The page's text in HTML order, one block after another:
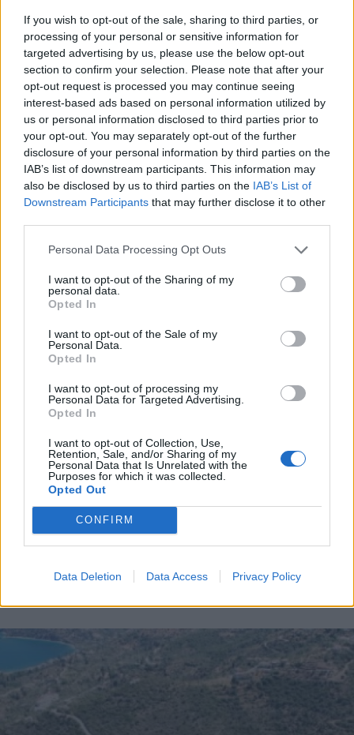
If you wish to opt-out of the sale, sharing to third parties, or
processing of your personal or sensitive information for
targeted advertising by us, please use the below opt-out
section to confirm your selection. Please note that after your
opt-out request is processed you may continue seeing
interest-based ads based on personal information utilized by
us or personal information disclosed to third parties prior to
your opt-out. You may separately opt-out of the further
disclosure of your personal information by third parties on the
IAB’s list of downstream participants. This information may
also be disclosed by us to third parties on the IAB’s List of
Downstream Participants that may further disclose it to other
Personal Data Processing Opt Outs
I want to opt-out of the Sharing of my
personal data.
Opted In
I want to opt-out of the Sale of my
Personal Data.
Opted In
I want to opt-out of processing my
Personal Data for Targeted Advertising.
Opted In
I want to opt-out of Collection, Use,
Retention, Sale, and/or Sharing of my
Personal Data that Is Unrelated with the
Purposes for which it was collected.
Opted Out
CONFIRM
Data Deletion Data Access Privacy Policy
τραύματά του. Προανάκριση διενεργεί το Τμήμα
Τροχαίας Σπάρτης.
Διάβασε σχετικά
Θρήνος για τους τρεις νεκρούς σε τροχαίο
στην Αργολίδα
Τροχαίο ατύχημα με τραυματισμό και
εγκατάλειψη στην Κόρινθο
ναρκωτικά
Θρίλερ με πτώμα γυναίκας που εντοπίστηκε
σε ταράτσα πολυκατοικίας στην Καλαμάτα
Πελοποννήσου!
Με καταγωγή από την Αρκαδία η 16χρονη που
έχασε τη ζωή της έξω από κλαμπ στο Γκάζι
Διάβασε περισσότερα
Πελοπόννησος